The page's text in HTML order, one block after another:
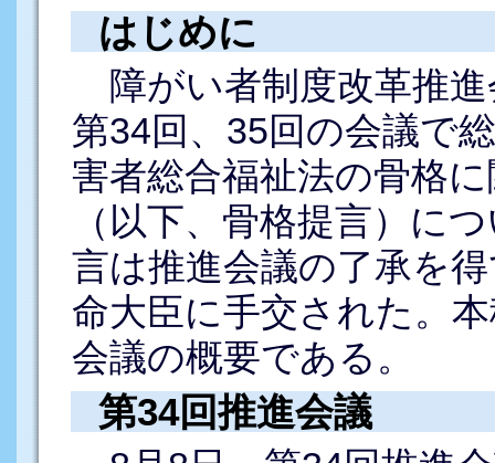
はじめに
障がい者制度改革推進
第34回、35回の会議で
害者総合福祉法の骨格
（以下、骨格提言）に
言は推進会議の了承を
命大臣に手交された。
会議の概要である。
第34回推進会議